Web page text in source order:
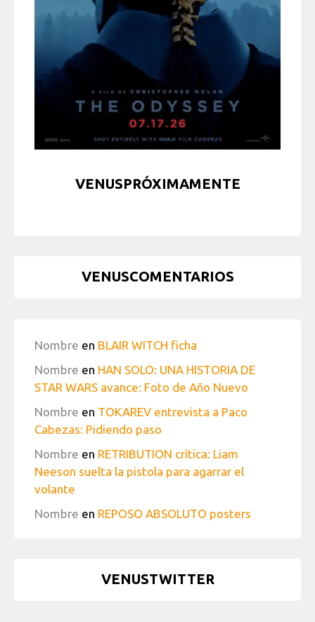
VENUSPRÓXIMAMENTE
VENUSCOMENTARIOS
Nombre en BLAIR WITCH ficha
Nombre en HAN SOLO: UNA HISTORIA DE
STAR WARS avance: Foto de Año Nuevo
Nombre en TOKAREV entrevista a Paco
Cabezas: Pidiendo paso
Nombre en RETRIBUTION crítica: Liam
Neeson suelta la pistola para agarrar el
volante
Nombre en REPOSO ABSOLUTO posters
VENUSTWITTER